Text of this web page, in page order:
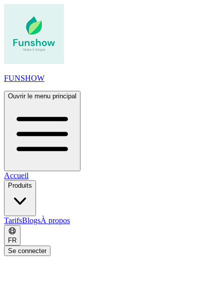
FUNSHOW
Ouvrir le menu principal
Accueil
Produits
TarifsBlogsÀ propos
FR
Se connecter